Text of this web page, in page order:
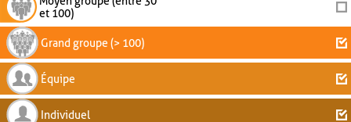
et 100)
Grand groupe (> 100)
Équipe
Individuel